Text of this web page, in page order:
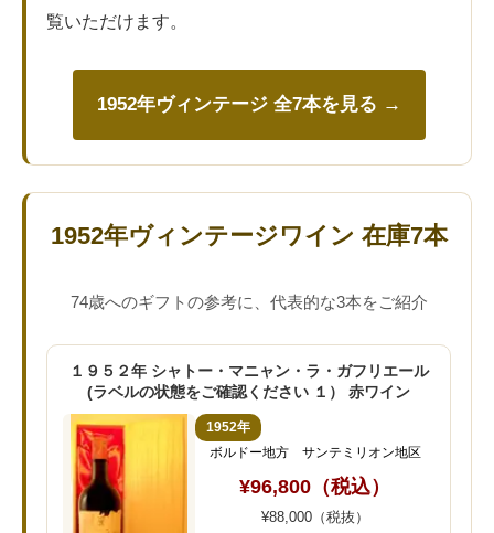
覧いただけます。
1952年ヴィンテージ 全7本を見る →
1952年ヴィンテージワイン 在庫7本
74歳へのギフトの参考に、代表的な3本をご紹介
１９５２年 シャトー・マニャン・ラ・ガフリエール
(ラベルの状態をご確認ください １） 赤ワイン
1952年
ボルドー地方 サンテミリオン地区
¥96,800（税込）
¥88,000（税抜）